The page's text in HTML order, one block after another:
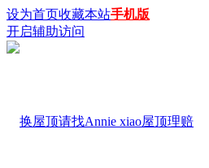
设为首页收藏本站手机版
开启辅助访问